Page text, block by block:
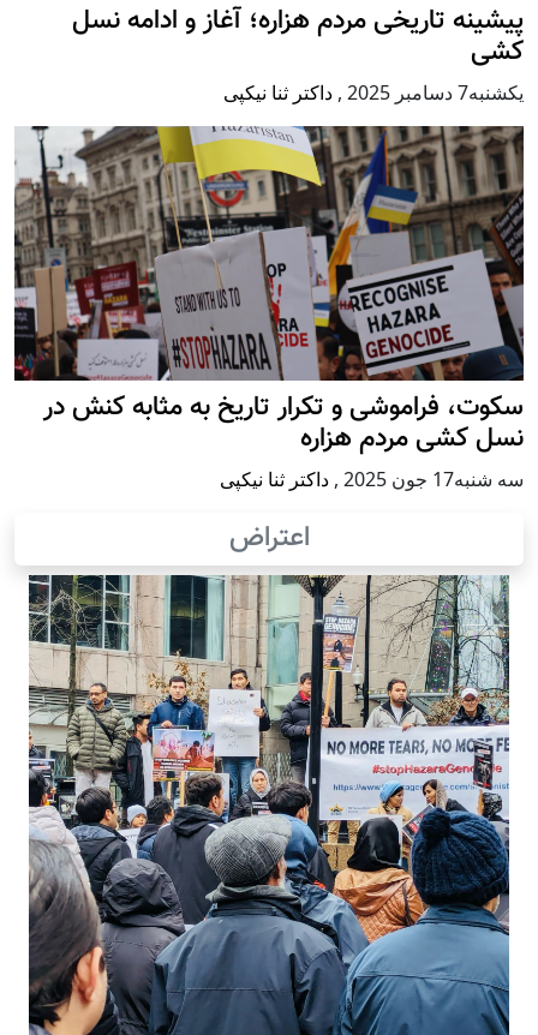
پيشينه تاريخی مردم هزاره؛ آغاز و ادامه نسل
کشی
يكشنبه7 دسامبر 2025 , داکتر ثنا نیکپی
سکوت، فراموشی و تکرار تاريخ به مثابه کنش در
نسل کشی مردم هزاره
سه شنبه17 جون 2025 , داکتر ثنا نیکپی
اعتراض